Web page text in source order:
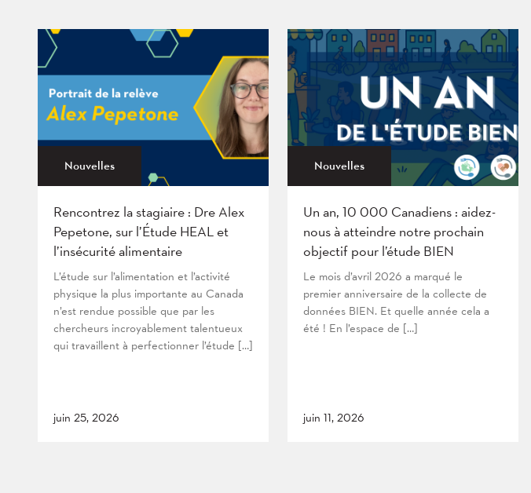
Nouvelles
Rencontrez la stagiaire : Dre Alex
Pepetone, sur l’Étude HEAL et
l’insécurité alimentaire
L’étude sur l’alimentation et l’activité
physique la plus importante au Canada
n’est rendue possible que par les
chercheurs incroyablement talentueux
qui travaillent à perfectionner l’étude […]
juin 25, 2026
Nouvelles
Un an, 10 000 Canadiens : aidez-
nous à atteindre notre prochain
objectif pour l’étude BIEN
Le mois d’avril 2026 a marqué le
premier anniversaire de la collecte de
données BIEN. Et quelle année cela a
été ! En l’espace de […]
juin 11, 2026